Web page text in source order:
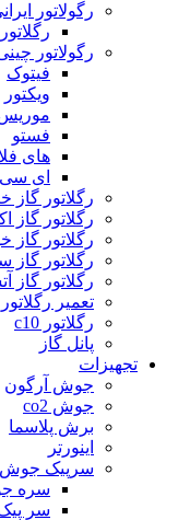
رگولاتور
رگولاتور
فیتوک
ویکتور
فستو
های
ای
رگلاتور گاز
رگلاتور گاز
رگلاتور گاز
رگلاتور گاز
رگلاتور گاز
تعمیر رگلاتور
رگلاتور c10
پانل گاز
تجهیزات
جوش آرگون
جوش co2
برش پلاسما
اینورتر
سرپیک جوش
سره
سر